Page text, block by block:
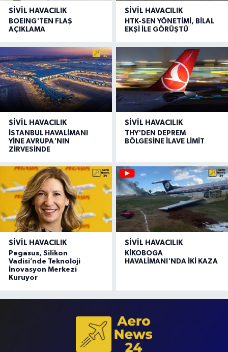
SIVIL HAVACILIK
BOEING'TEN FLAŞ
AÇIKLAMA
SIVIL HAVACILIK
HTK-SEN YÖNETİMİ, BİLAL
EKŞİ İLE GÖRÜŞTÜ
SIVIL HAVACILIK
İSTANBUL HAVALİMANI
YİNE AVRUPA'NIN
ZİRVESİNDE
SIVIL HAVACILIK
THY'DEN DEPREM
BÖLGESİNE İLAVE LİMİT
SIVIL HAVACILIK
Pegasus, Silikon
Vadisi’nde Teknoloji
İnovasyon Merkezi
Kuruyor
SIVIL HAVACILIK
KİKOBOGA
HAVALİMANI'NDA İKİ KAZA